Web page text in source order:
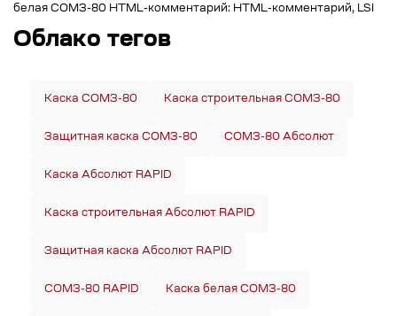
белая СОМЗ-80 HTML-комментарий: HTML-комментарий, LSI
Облако тегов
Каска СОМЗ-80 Каска строительная СОМЗ-80
Защитная каска СОМЗ-80 СОМЗ-80 Абсолют
Каска Абсолют RAPID
Каска строительная Абсолют RAPID
Защитная каска Абсолют RAPID
СОМЗ-80 RAPID Каска белая СОМЗ-80